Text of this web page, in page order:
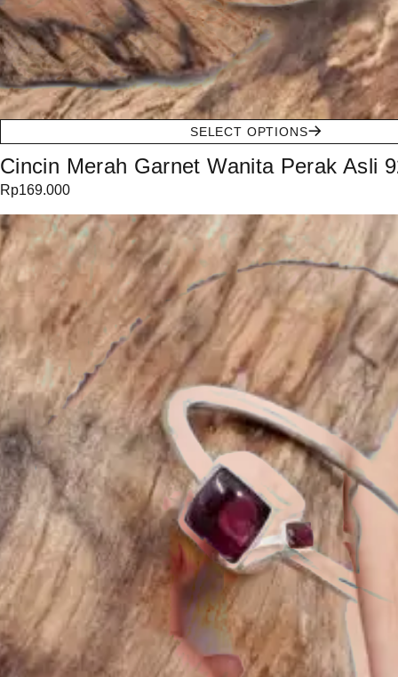
SELECT OPTIONS
Cincin Merah Garnet Wanita Perak Asli
Rp169.000